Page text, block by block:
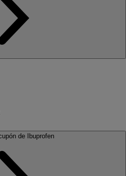
Obtener cupón de Ibuprofen